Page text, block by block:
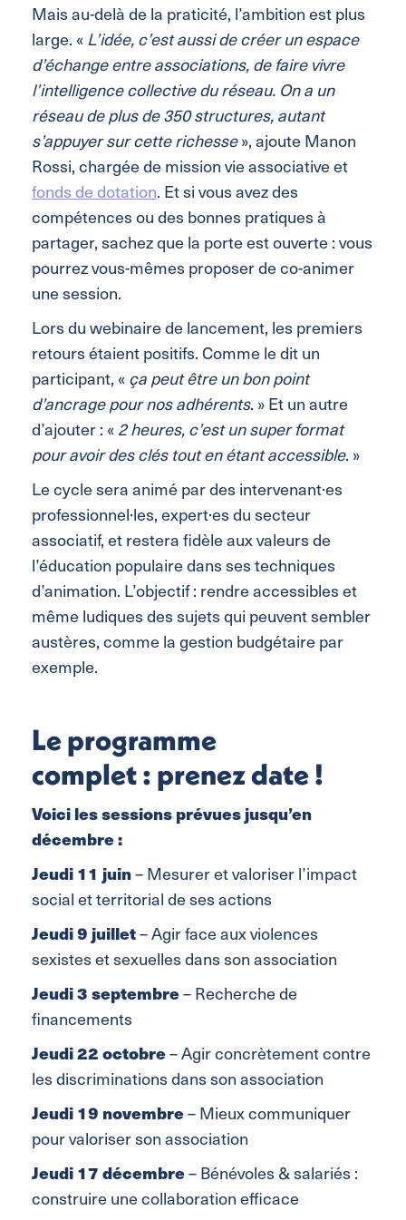
Mais au-delà de la praticité, l’ambition est plus
large. «L’idée, c’est aussi de créer un espace
d’échange entre associations, de faire vivre
l’intelligence collective du réseau. On a un
réseau de plus de 350 structures, autant
s’appuyer sur cette richesse», ajoute Manon
Rossi, chargée de mission vie associative et
fonds de dotation. Et si vous avez des
compétences ou des bonnes pratiques à
partager, sachez que la porte est ouverte : vous
pourrez vous-mêmes proposer de co-animer
une session.
Lors du webinaire de lancement, les premiers
retours étaient positifs. Comme le dit un
participant, «ça peut être un bon point
d’ancrage pour nos adhérents. » Et un autre
d’ajouter : «2 heures, c’est un super format
pour avoir des clés tout en étant accessible. »
Le cycle sera animé par des intervenant·es
professionnel·les, expert·es du secteur
associatif, et restera fidèle aux valeurs de
l’éducation populaire dans ses techniques
d’animation. L’objectif : rendre accessibles et
même ludiques des sujets qui peuvent sembler
austères, comme la gestion budgétaire par
exemple.
Le programme
complet : prenez date !
Voici les sessions prévues jusqu’en
décembre :
Jeudi 11 juin– Mesurer et valoriser l’impact
social et territorial de ses actions
Jeudi 9 juillet– Agir face aux violences
sexistes et sexuelles dans son association
Jeudi 3 septembre– Recherche de
financements
Jeudi 22 octobre– Agir concrètement contre
les discriminations dans son association
Jeudi 19 novembre– Mieux communiquer
pour valoriser son association
Jeudi 17 décembre– Bénévoles & salariés :
construire une collaboration efficace